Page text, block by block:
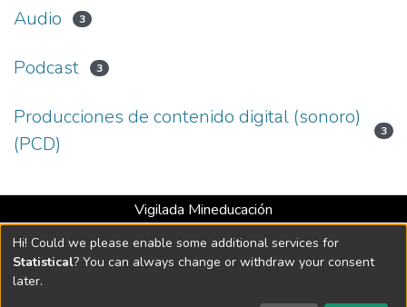
Audio 3
Podcast 3
Producciones de contenido digital (sonoro)
(PCD)
3
Vigilada Mineducación
Universidad con Acreditación Institucional hasta 2026 -
Resolución MEN 2158 de 2018
Hi! Could we please enable some additional services for
Statistical? You can always change or withdraw your consent
later.